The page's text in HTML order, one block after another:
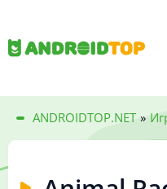
ANDROIDTOP.NET »